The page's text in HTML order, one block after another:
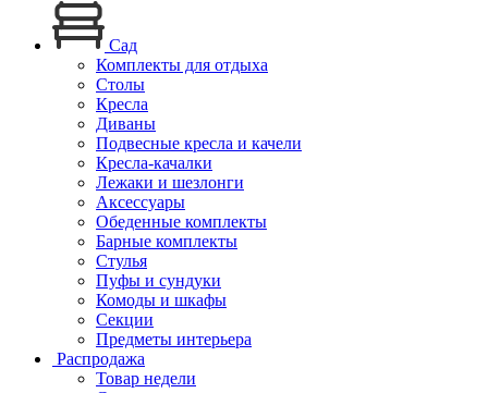
Сад
Комплекты для отдыха
Столы
Кресла
Диваны
Подвесные кресла и качели
Кресла-качалки
Лежаки и шезлонги
Аксессуары
Обеденные комплекты
Барные комплекты
Стулья
Пуфы и сундуки
Комоды и шкафы
Секции
Предметы интерьера
Распродажа
Товар недели